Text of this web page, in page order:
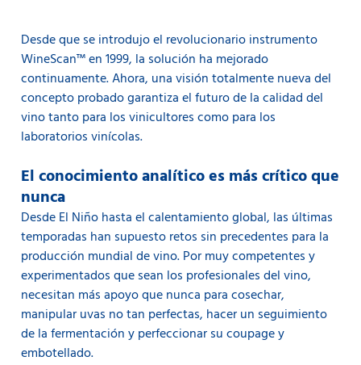
Desde que se introdujo el revolucionario instrumento
WineScan™ en 1999, la solución ha mejorado
continuamente. Ahora, una visión totalmente nueva del
concepto probado garantiza el futuro de la calidad del
vino tanto para los vinicultores como para los
laboratorios vinícolas.
El conocimiento analítico es más crítico que
nunca
Desde El Niño hasta el calentamiento global, las últimas
temporadas han supuesto retos sin precedentes para la
producción mundial de vino. Por muy competentes y
experimentados que sean los profesionales del vino,
necesitan más apoyo que nunca para cosechar,
manipular uvas no tan perfectas, hacer un seguimiento
de la fermentación y perfeccionar su coupage y
embotellado.